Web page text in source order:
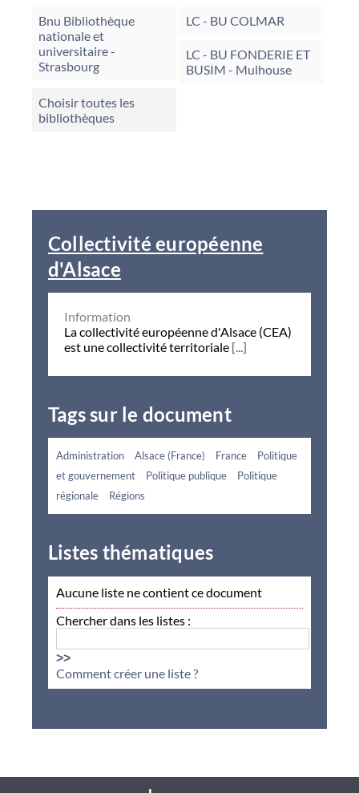
Bnu Bibliothèque
nationale et
universitaire -
Strasbourg
LC - BU COLMAR
LC - BU FONDERIE ET
BUSIM - Mulhouse
Choisir toutes les
bibliothèques
Collectivité européenne
d'Alsace
Information
La collectivité européenne d'Alsace (CEA)
est une collectivité territoriale [...]
Tags sur le document
Administration Alsace (France) France
Politique
et gouvernement
Politique publique
Politique
régionale
Régions
Listes thématiques
Aucune liste ne contient ce document
Chercher dans les listes :
>>
Comment créer une liste ?